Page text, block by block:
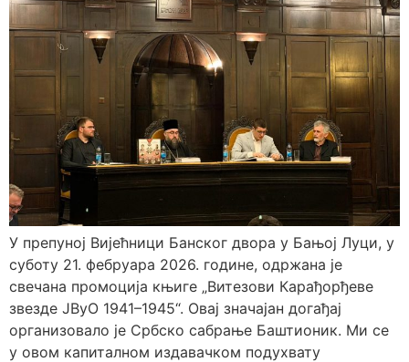
У препуној Вијећници Банског двора у Бањој Луци, у
суботу 21. фебруара 2026. године, одржана је
свечана промоција књиге „Витезови Карађорђеве
звезде ЈВуО 1941–1945“. Овај значајан догађај
организовало је Србско сабрање Баштионик. Ми се
у овом капиталном издавачком подухвату